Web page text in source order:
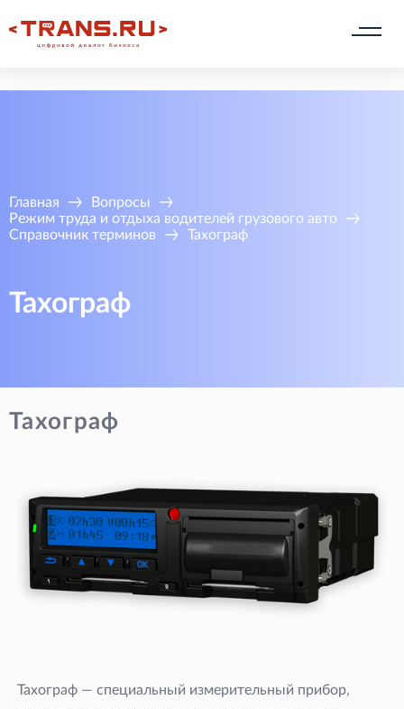
Главная
Вопросы
Режим труда и отдыха водителей грузового авто
Справочник терминов
Тахограф
Тахограф
Тахограф
Тахограф — специальный измерительный прибор,